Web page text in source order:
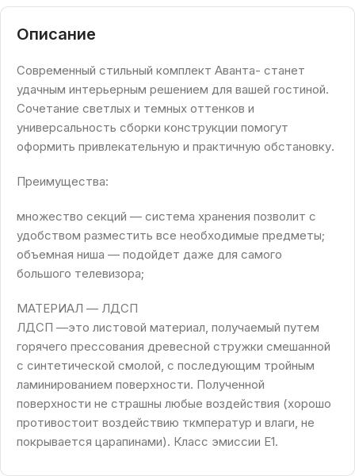
Описание
Современный стильный комплект Аванта- станет
удачным интерьерным решением для вашей гостиной.
Сочетание светлых и темных оттенков и
универсальность сборки конструкции помогут
оформить привлекательную и практичную обстановку.
Преимущества:
множество секций — система хранения позволит с
удобством разместить все необходимые предметы;
объемная ниша — подойдет даже для самого
большого телевизора;
МАТЕРИАЛ — ЛДСП
ЛДСП —это листовой материал, получаемый путем
горячего прессования древесной стружки смешанной
с синтетической смолой, с последующим тройным
ламинированием поверхности. Полученной
поверхности не страшны любые воздействия (хорошо
противостоит воздействию ткмператур и влаги, не
покрывается царапинами). Класс эмиссии Е1.